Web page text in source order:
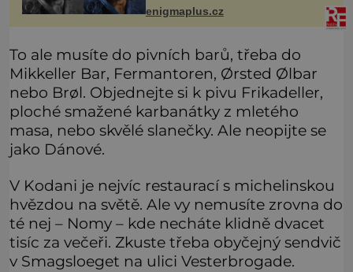
nacistické Německo zahajuje operaci
Barbarossa a napadá Sovětský svaz.
enigmaplus.cz
To ale musíte do pivních barů, třeba do
Mikkeller Bar, Fermantoren, Ørsted Ølbar
nebo Brøl. Objednejte si k pivu Frikadeller,
ploché smažené karbanátky z mletého
masa, nebo skvělé slanečky. Ale neopijte se
jako Dánové.
V Kodani je nejvíc restaurací s michelinskou
hvězdou na světě. Ale vy nemusíte zrovna do
té nej – Nomy – kde necháte klidně dvacet
tisíc za večeři. Zkuste třeba obyčejný sendvič
v Smagsloeget na ulici Vesterbrogade.